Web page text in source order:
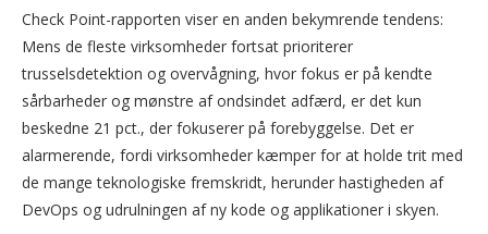
Check Point-rapporten viser en anden bekymrende tendens:
Mens de fleste virksomheder fortsat prioriterer
trusselsdetektion og overvågning, hvor fokus er på kendte
sårbarheder og mønstre af ondsindet adfærd, er det kun
beskedne 21 pct., der fokuserer på forebyggelse. Det er
alarmerende, fordi virksomheder kæmper for at holde trit med
de mange teknologiske fremskridt, herunder hastigheden af
DevOps og udrulningen af ny kode og applikationer i skyen.